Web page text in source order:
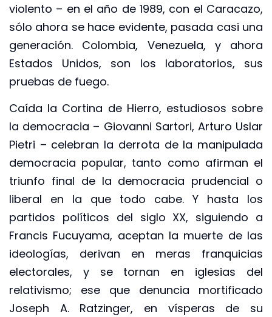
violento – en el año de 1989, con el Caracazo,
sólo ahora se hace evidente, pasada casi una
generación. Colombia, Venezuela, y ahora
Estados Unidos, son los laboratorios, sus
pruebas de fuego.
Caída la Cortina de Hierro, estudiosos sobre
la democracia – Giovanni Sartori, Arturo Uslar
Pietri – celebran la derrota de la manipulada
democracia popular, tanto como afirman el
triunfo final de la democracia prudencial o
liberal en la que todo cabe. Y hasta los
partidos políticos del siglo XX, siguiendo a
Francis Fucuyama, aceptan la muerte de las
ideologías, derivan en meras franquicias
electorales, y se tornan en iglesias del
relativismo; ese que denuncia mortificado
Joseph A. Ratzinger, en vísperas de su